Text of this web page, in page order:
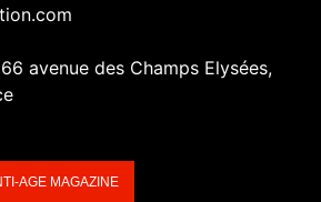
avenue des Champs Elysées,
AGE MAGAZINE